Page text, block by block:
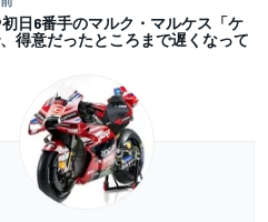
初日6番手のマルク・マルケス「ケ
得意だったところまで遅くなって